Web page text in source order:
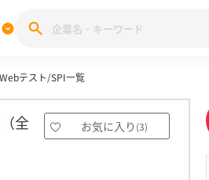
ンペーン
調査
28卒 IT・DX現場
テスト/SPI一覧
全
お気に入り (3)